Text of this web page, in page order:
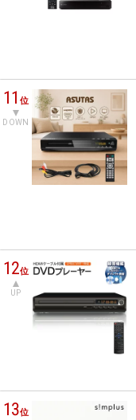
11位
DOWN
12位
UP
13位